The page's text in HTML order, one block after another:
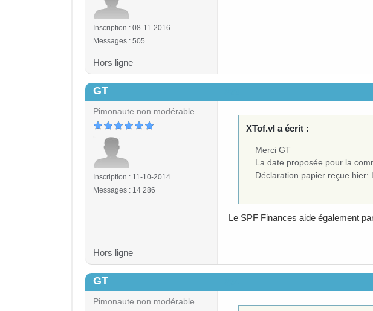
Inscription : 08-11-2016
Messages : 505
Hors ligne
GT
Pimonaute non modérable
Inscription : 11-10-2014
Messages : 14 286
XTof.vl a écrit :
Merci GT
La date proposée pour la
Déclaration papier reçue
Le SPF Finances aide également
Hors ligne
GT
Pimonaute non modérable